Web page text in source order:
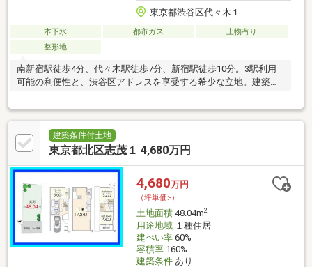
東京都渋谷区代々木１
本下水 都市ガス
上物有り
整形地
南新宿駅徒歩4分、代々木駅徒歩7分、新宿駅徒歩10分。3駅利用
可能の利便性と、渋谷区アドレスを享受する希少な立地。建築条
提案いたします。
建築条件付土地
東京都北区志茂１ 4,680万円
4,680万円
（坪単価:-）
土地面積48.04m2
用途地域１種住居
建ぺい率60%
容積率160%
建築条件あり